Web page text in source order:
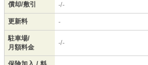
償却/敷引 -/-
更新料 -
駐車場/
月額料金
-/-